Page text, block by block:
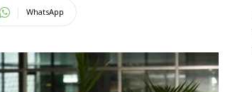
WhatsApp